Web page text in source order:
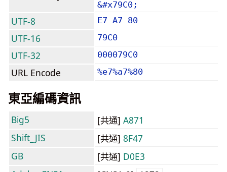
&#x79C0;
UTF-8 E7 A7 80
UTF-16 79C0
UTF-32 000079C0
URL Encode %e7%a7%80
東亞編碼資訊
Big5 [共通] A871
Shift_JIS
[共通] 8F47
GB
[共通] D0E3